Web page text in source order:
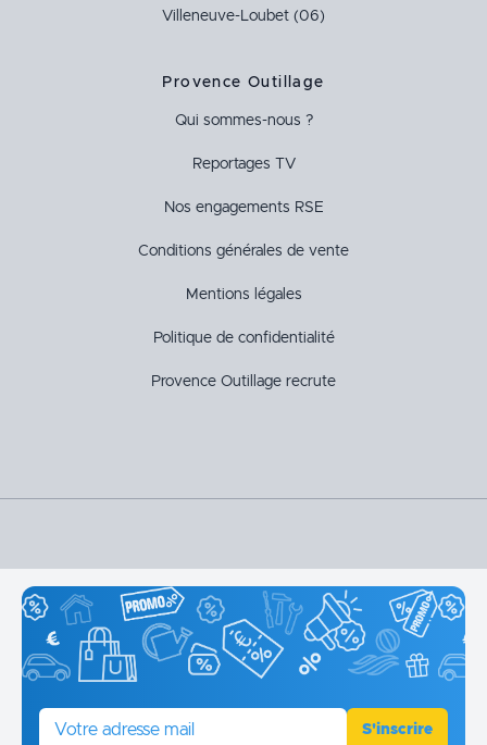
Villeneuve-Loubet (06)
Provence Outillage
Qui sommes-nous ?
Reportages TV
Nos engagements RSE
Conditions générales de vente
Mentions légales
Politique de confidentialité
Provence Outillage recrute
E-mail
S'inscrire